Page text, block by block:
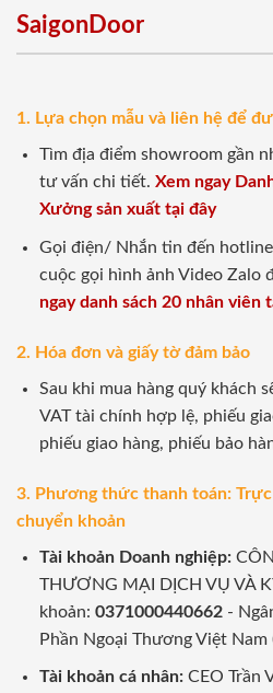
SaigonDoor
1. Lựa chọn mẫu và liên hệ để
Tìm địa điểm showroom gần
tư vấn chi tiết. Xem ngay
Xưởng sản xuất tại đây
Gọi điện/ Nhắn tin đến
cuộc gọi hình ảnh Video Zalo
ngay danh sách 20 nhân viên
2. Hóa đơn và giấy tờ đảm bảo
Sau khi mua hàng quý khách
VAT tài chính hợp lệ, phiếu
phiếu giao hàng, phiếu bảo
3. Phương thức thanh toán:
chuyển khoản
Tài khoản Doanh nghiệp:
THƯƠNG MẠI DỊCH VỤ VÀ
khoản: 0371000440662-
Phần Ngoại Thương Việt Nam
Tài khoản cá nhân: CEO Trần